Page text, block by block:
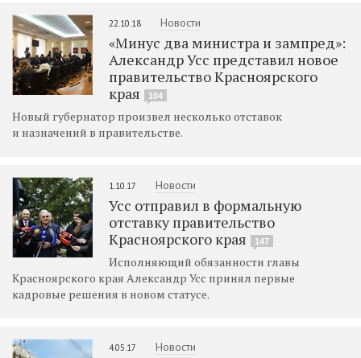
22.10.18 Новости
«Минус два министра и зампред»:
Александр Усс представил новое
правительство Красноярского
края
104
Новый губернатор произвел несколько отставок
и назначений в правительстве.
1.10.17 Новости
Усс отправил в формальную
отставку правительство
Красноярского края
147
Исполняющий обязанности главы
Красноярского края Александр Усс принял первые
кадровые решения в новом статусе.
4.05.17 Новости